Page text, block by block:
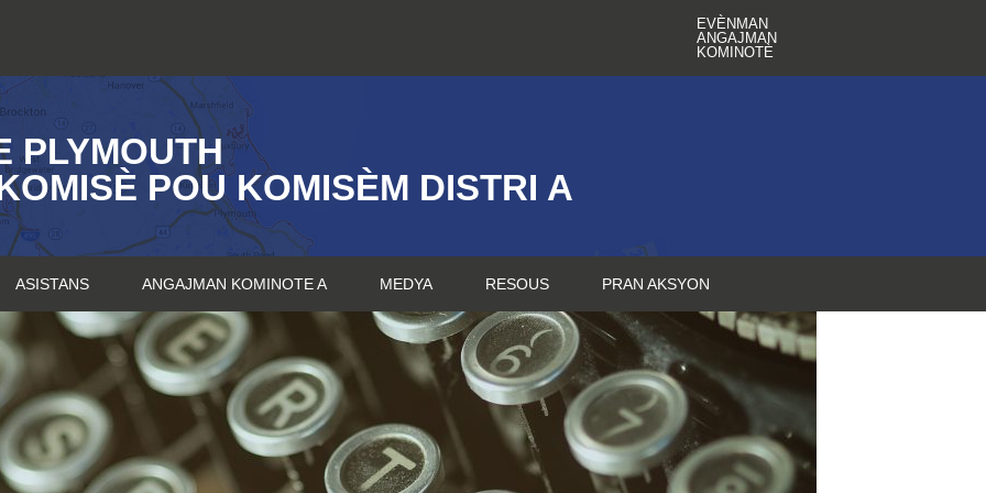
EVÈNMAN
ANGAJMAN
KOMINOTÈ
PLYMOUTH
POU KOMISÈM DISTRI A
ASISTANS ANGAJMAN KOMINOTE A MEDYA RESOUS PRAN AKSYON